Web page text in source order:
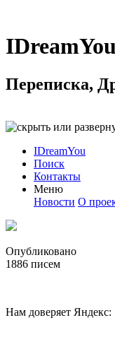
IDreamYou
Переписка,
IDreamYou
Поиск
Контакты
Меню
Новости О
Опубликовано
1886 писем
Нам доверяет Яндекс: